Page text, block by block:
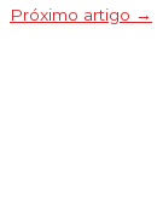
Próximo artigo →